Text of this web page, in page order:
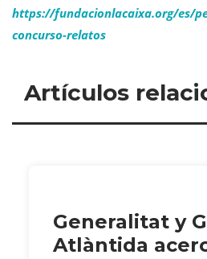
https://fundacionlacaixa.org/es/
concurso-relatos
Artículos
Generalitat y
Atlàntida